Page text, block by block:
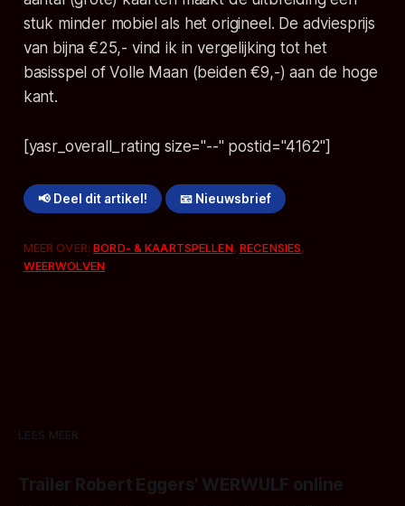
stuk minder mobiel als het origineel. De adviesprijs
van bijna €25,- vind ik in vergelijking tot het
basisspel of Volle Maan (beiden €9,-) aan de hoge
kant.
[yasr_overall_rating size="--" postid="4162"]
📢 Deel dit artikel! 📧 Nieuwsbrief
MEER OVER:BORD- & KAARTSPELLEN,RECENSIES,
WEERWOLVEN
LEES MEER
Trailer Robert Eggers' WERWULF online